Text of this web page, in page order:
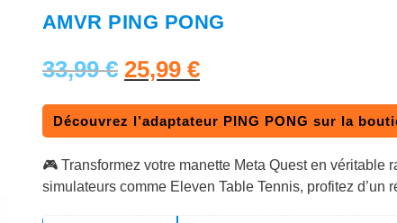
AMVR PING PONG
33,99€ L
e
p
r
i
25,99 €L
e
p
r
i
Découvrez l’adaptateur PING PONG sur la
🎮 Transformez votre manette Meta Quest en véritable
simulateurs comme Eleven Table Tennis, profitez d’un